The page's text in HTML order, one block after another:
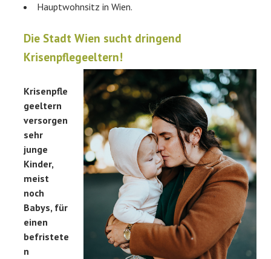
Hauptwohnsitz in Wien.
Die Stadt Wien sucht dringend
Krisenpflegeeltern!
Krisenpfle
geeltern
versorgen
sehr
junge
Kinder,
meist
noch
Babys, für
einen
befristete
n